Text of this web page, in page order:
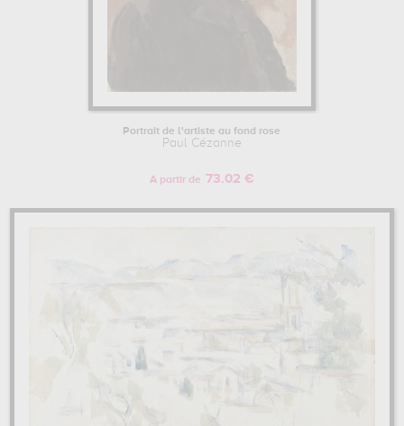
Portrait de l'artiste au fond rose
Paul Cézanne
A partir de 73.02 €